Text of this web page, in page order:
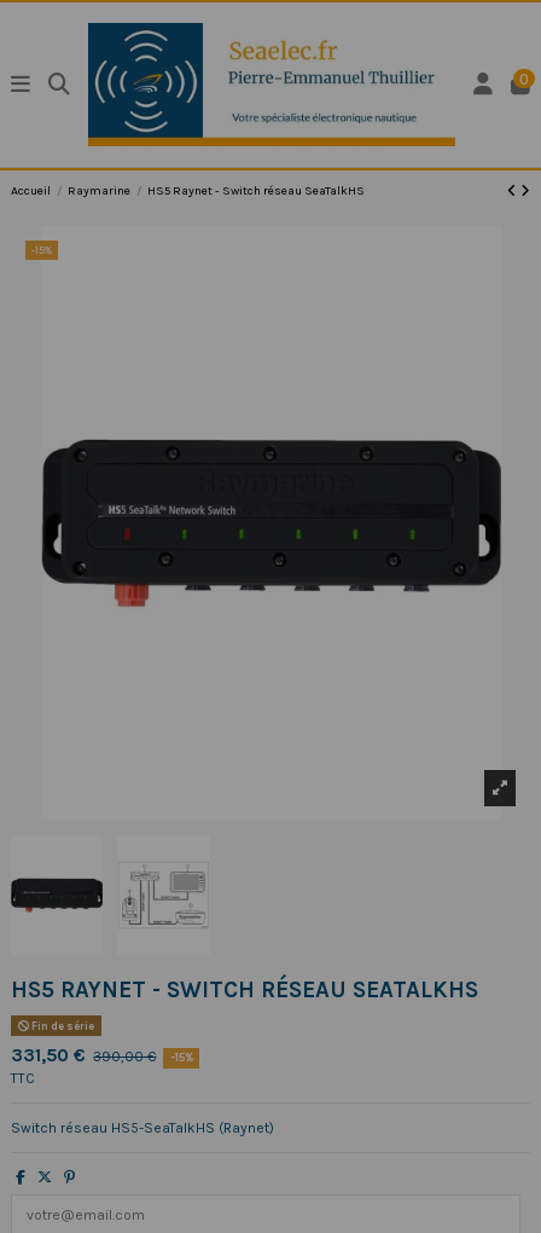
0
Accueil Raymarine HS5 Raynet - Switch réseau SeaTalkHS
-15%
HS5 RAYNET - SWITCH RÉSEAU SEATALKHS
Fin de série
331,50 € 390,00 € -15%
TTC
Switch réseau HS5-SeaTalkHS (Raynet)